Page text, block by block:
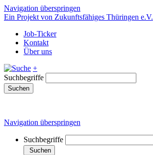
Navigation überspringen
Ein Projekt von Zukunftsfähiges Thüringen e.V.
Job-Ticker
Kontakt
Über uns
+
Suchbegriffe
Suchen
Navigation überspringen
Suchbegriffe
Suchen